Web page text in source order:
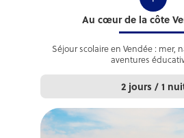
Au cœur de la côte
Séjour scolaire en Vendée : mer,
aventures
2 jours / 1